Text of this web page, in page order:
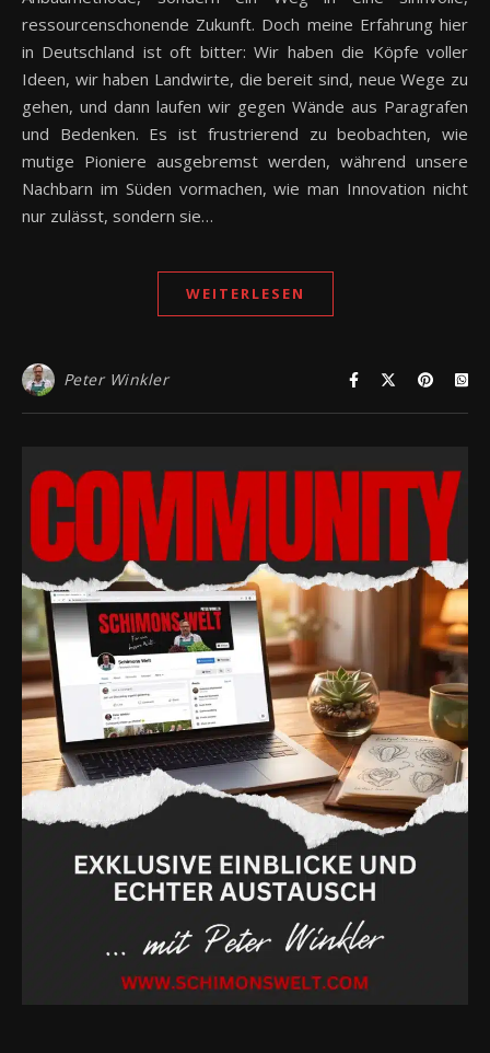
ressourcenschonende Zukunft. Doch meine Erfahrung hier
in Deutschland ist oft bitter: Wir haben die Köpfe voller
Ideen, wir haben Landwirte, die bereit sind, neue Wege zu
gehen, und dann laufen wir gegen Wände aus Paragrafen
und Bedenken. Es ist frustrierend zu beobachten, wie
mutige Pioniere ausgebremst werden, während unsere
Nachbarn im Süden vormachen, wie man Innovation nicht
nur zulässt, sondern sie…
WEITERLESEN
Peter Winkler